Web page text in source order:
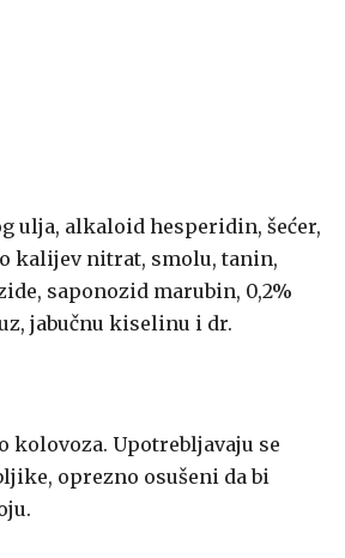
ulja, alkaloid hesperidin, šećer,
kalijev nitrat, smolu, tanin,
saponozid marubin, 0,2%
jabučnu kiselinu i dr.
kolovoza. Upotrebljavaju se
oprezno osušeni da bi